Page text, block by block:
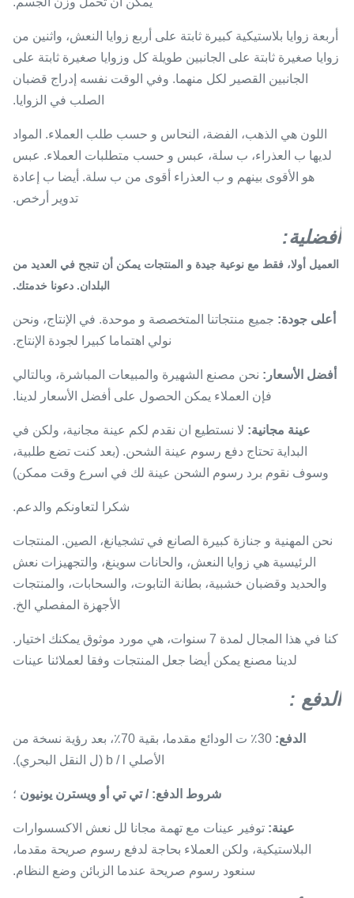
أربعة زوايا بلاستيكية كبيرة ثابتة على أربع زوايا النعش، واثنين من
زوايا صغيرة ثابتة على الجانبين طويلة كل وزوايا صغيرة ثابتة على
الجانبين القصير لكل منهما. وفي الوقت نفسه إدراج قضبان
الصلب في الزوايا.
اللون هي الذهب، الفضة، النحاس و حسب طلب العملاء. المواد
لديها ب العذراء، ب سلة، عبس و حسب متطلبات العملاء. عبس
هو الأقوى بينهم و ب العذراء أقوى من ب سلة. أيضا ب إعادة
تدوير أرخص.
أفضلية:
العميل أولا، فقط مع نوعية جيدة و المنتجات يمكن أن تنجح في العديد من
البلدان. دعونا خدمتك.
أعلى جودة: جميع منتجاتنا المتخصصة و موحدة. في الإنتاج، ونحن
نولي اهتماما كبيرا لجودة الإنتاج.
أفضل الأسعار: نحن مصنع الشهيرة والمبيعات المباشرة، وبالتالي
فإن العملاء يمكن الحصول على أفضل الأسعار لدينا.
عينة مجانية: لا نستطيع ان نقدم لكم عينة مجانية، ولكن في
البداية تحتاج دفع رسوم عينة الشحن. (بعد كنت تضع طلبية،
وسوف نقوم برد رسوم الشحن عينة لك في اسرع وقت ممكن)
شكرا لتعاونكم والدعم.
نحن المهنية و جنازة كبيرة الصانع في تشجيانغ، الصين. المنتجات
الرئيسية هي زوايا النعش، والحانات سوينغ، والتجهيزات نعش
والحديد وقضبان خشبية، بطانة التابوت، والسحابات، والمنتجات
الأجهزة المفصلي الخ.
كنا في هذا المجال لمدة 7 سنوات، هي مورد موثوق يمكنك اختيار.
لدينا مصنع يمكن أيضا جعل المنتجات وفقا لعملائنا عينات
الدفع :
الدفع:
30٪ ت الودائع مقدما، بقية 70٪، بعد رؤية نسخة من
الأصلي b / l (ل النقل البحري).
شروط الدفع: / تي تي أو ويسترن يونيون ؛
عينة: توفير عينات مع تهمة مجانا لل نعش الاكسسوارات
البلاستيكية، ولكن العملاء بحاجة لدفع رسوم صريحة مقدما،
سنعود رسوم صريحة عندما الزبائن وضع النظام.